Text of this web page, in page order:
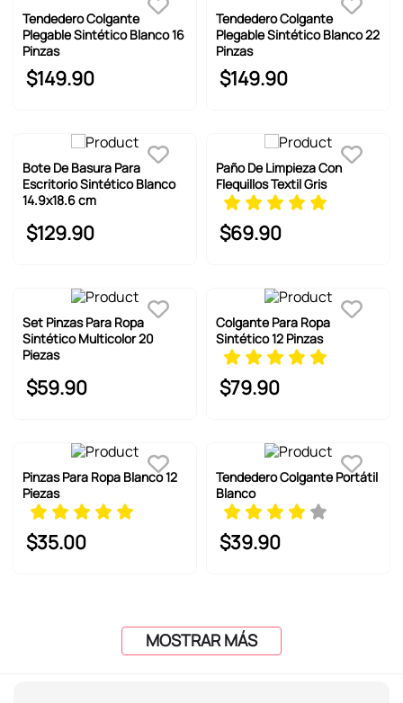
Tendedero Colgante
Plegable Sintético Blanco 16
Pinzas
$149.90
Tendedero Colgante
Plegable Sintético Blanco 22
Pinzas
$149.90
Bote De Basura Para
Escritorio Sintético Blanco
14.9x18.6 cm
$129.90
Paño De Limpieza Con
Flequillos Textil Gris
$69.90
Set Pinzas Para Ropa
Sintético Multicolor 20
Piezas
$59.90
Colgante Para Ropa
Sintético 12 Pinzas
$79.90
Pinzas Para Ropa Blanco 12
Piezas
$35.00
Tendedero Colgante Portátil
Blanco
$39.90
MOSTRAR MÁS